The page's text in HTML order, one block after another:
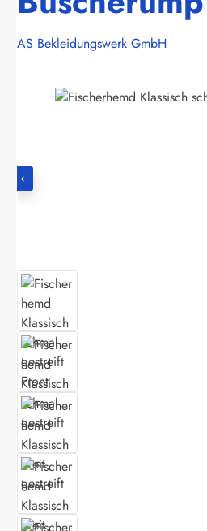
AS Bekleidungswerk GmbH
Bildergalerie überspringen